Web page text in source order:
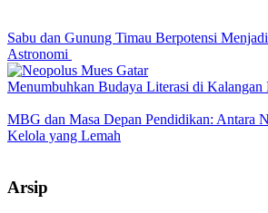
Sabu dan Gunung Timau Berpotensi
Astronomi
Menumbuhkan Budaya Literasi di Kalangan
MBG dan Masa Depan Pendidikan: Antara
Kelola yang Lemah
Arsip